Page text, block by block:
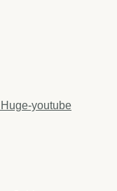
Huge-youtube